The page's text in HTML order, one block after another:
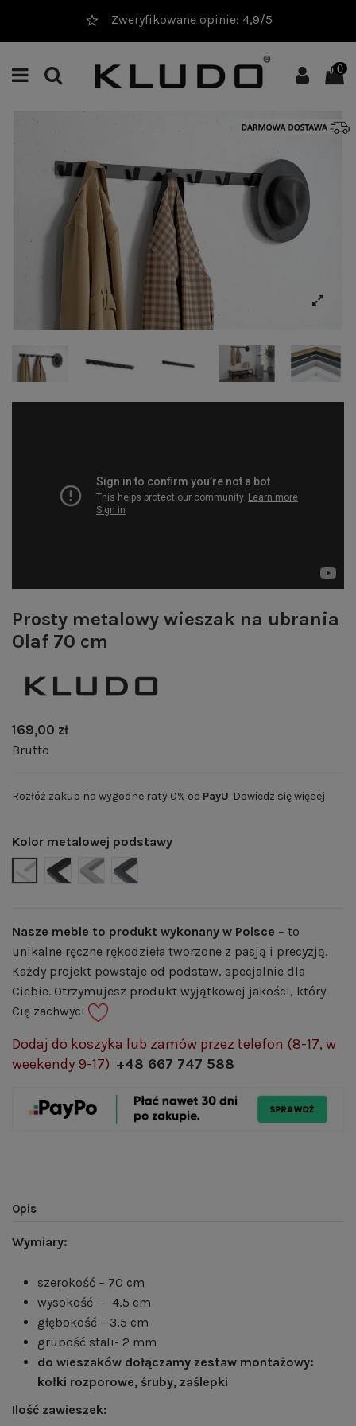
Zweryfikowane opinie: 4,9/5
0
Prosty metalowy wieszak na ubrania
Olaf 70 cm
169,00 zł
Brutto
Rozłóż zakup na wygodne raty 0% od PayU. Dowiedz się więcej
Kolor metalowej podstawy
BIAŁY MAT | RAL 9003
CZARNY MAT | RAL 9005
SZARY MAT | RAL 7004
GRAFITOWY MAT | RAL 7024
Nasze meble to produkt wykonany w Polsce – to
unikalne ręczne rękodzieła tworzone z pasją i precyzją.
Każdy projekt powstaje od podstaw, specjalnie dla
Ciebie. Otrzymujesz produkt wyjątkowej jakości, który
Cię zachwyci
Dodaj do koszyka lub zamów przez telefon (8-17, w
weekendy 9-17) +48 667 747 588
Opis
Wymiary:
szerokość – 70 cm
wysokość – 4,5 cm
głębokość – 3,5 cm
grubość stali- 2 mm
do wieszaków dołączamy zestaw montażowy:
kołki rozporowe, śruby, zaślepki
Ilość zawieszek: